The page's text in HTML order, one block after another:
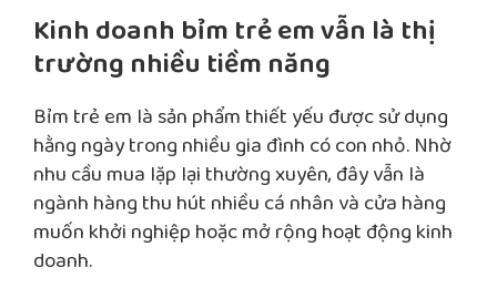
Kinh doanh bỉm trẻ em vẫn là thị
trường nhiều tiềm năng
Bỉm trẻ em là sản phẩm thiết yếu được sử dụng
hằng ngày trong nhiều gia đình có con nhỏ. Nhờ
nhu cầu mua lặp lại thường xuyên, đây vẫn là
ngành hàng thu hút nhiều cá nhân và cửa hàng
muốn khởi nghiệp hoặc mở rộng hoạt động kinh
doanh.